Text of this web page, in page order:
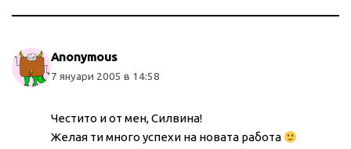
Anonymous
7 януари 2005 в 14:58
Честито и от мен, Силвина!
Желая ти много успехи на новата работа